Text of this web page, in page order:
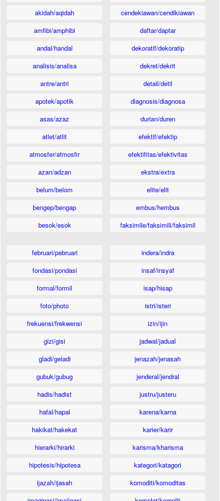
akidah/aqidah
amfibi/amphibi
andal/handal
analisis/analisa
antre/antri
apotek/apotik
asas/azaz
atlet/atlit
atmosfer/atmosfir
azan/adzan
belum/belom
bengep/bengap
besok/esok
cendekiawan/cendikiawan
daftar/daptar
dekoratif/dekoratip
dekret/dekrit
detail/detil
diagnosis/diagnosa
durian/duren
efektif/efektip
efektifitas/efektivitas
ekstra/extra
elite/elit
embus/hembus
faksimile/faksimili/faksimil
februari/pebruari
fondasi/pondasi
formal/formil
foto/photo
frekuensi/frekwensi
gizi/gisi
gladi/geladi
gubuk/gubug
hadis/hadist
hafal/hapal
hakikat/hakekat
hierarki/hirarki
hipotesis/hipotesa
ijazah/ijasah
indera/indra
insaf/insyaf
isap/hisap
istri/isteri
izin/ijin
jadwal/jadual
jenazah/jenasah
jenderal/jendral
justru/justeru
karena/karna
karier/karir
karisma/kharisma
kategori/katagori
komoditi/komoditas